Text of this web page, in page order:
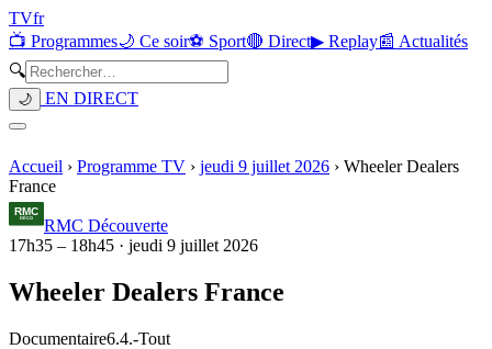
TVfr
📺 Programmes🌙 Ce soir⚽ Sport🔴 Direct▶ Replay📰 Actualités
🔍
🌙 EN DIRECT
Accueil › Programme TV › jeudi 9 juillet 2026 › Wheeler Dealers
France
RMC Découverte
17h35 – 18h45 · jeudi 9 juillet 2026
Wheeler Dealers France
Documentaire6.4.-Tout